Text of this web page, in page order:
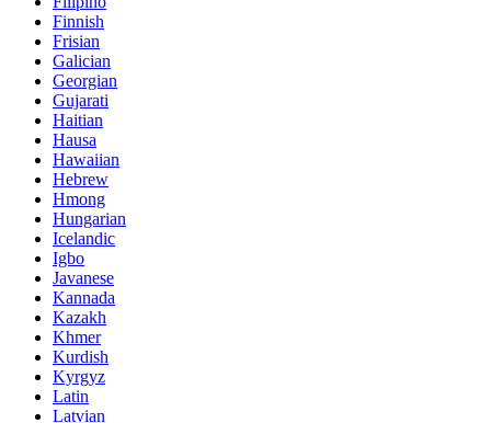
Finnish
Frisian
Galician
Georgian
Gujarati
Haitian
Hausa
Hawaiian
Hebrew
Hmong
Hungarian
Icelandic
Igbo
Javanese
Kannada
Kazakh
Khmer
Kurdish
Kyrgyz
Latin
Latvian